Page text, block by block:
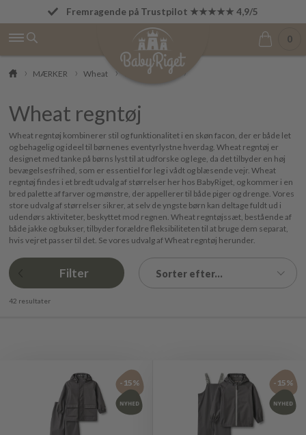
Fremragende på Trustpilot ★★★★★ 4,9/5
Betal først den 1. i næste måned
0
MÆRKER Wheat Wheat regntøj
Wheat regntøj
Wheat regntøj kombinerer stil og funktionalitet i en skøn facon, der er både let
og behagelig og ideel til børnenes eventyrlystne hverdag. Wheat regntøj er
designet med tanke på børns lyst til at udforske og lege, da det tilbyder en høj
bevægelsesfrihed, som er essentiel for leg i vådt og blæsende vejr. Wheat
regntøj findes i et bredt udvalg af størrelser her hos BabyRiget, og kommer i en
bred palette af farver og mønstre, der appellerer til både piger og drenge. Vores
store udvalg af størrelser sikrer, at selv de yngste børn kan deltage fuldt ud i
udendørs aktiviteter, beskyttet mod regnen. Wheat regntøjssæt, bestående af
både jakke og bukser, tilbyder forældre fleksibiliteten til at bruge dem separat,
hvis vejret passer til det. Se vores udvalg af Wheat regntøj herunder.
Filter Sorter efter...
42 resultater
-15% -15%